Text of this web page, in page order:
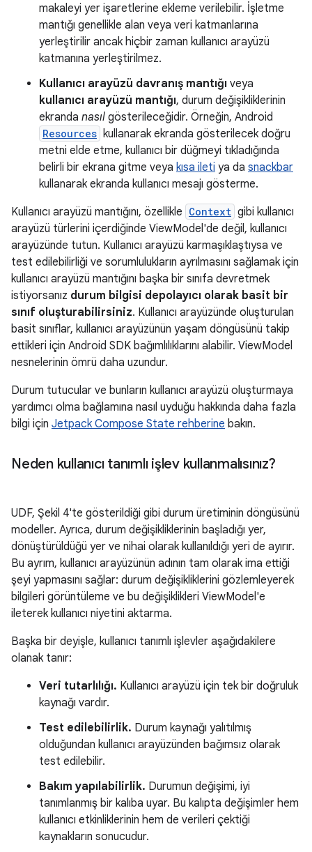
makaleyi yer işaretlerine ekleme verilebilir. İşletme
mantığı genellikle alan veya veri katmanlarına
yerleştirilir ancak hiçbir zaman kullanıcı arayüzü
katmanına yerleştirilmez.
Kullanıcı arayüzü davranış mantığı veya
kullanıcı arayüzü mantığı, durum değişikliklerinin
ekranda nasıl gösterileceğidir. Örneğin, Android
Resources kullanarak ekranda gösterilecek doğru
metni elde etme, kullanıcı bir düğmeyi tıkladığında
belirli bir ekrana gitme veya kısa ileti ya da snackbar
kullanarak ekranda kullanıcı mesajı gösterme.
Kullanıcı arayüzü mantığını, özellikle Context gibi kullanıcı
arayüzü türlerini içerdiğinde ViewModel'de değil, kullanıcı
arayüzünde tutun. Kullanıcı arayüzü karmaşıklaştıysa ve
test edilebilirliği ve sorumlulukların ayrılmasını sağlamak için
kullanıcı arayüzü mantığını başka bir sınıfa devretmek
istiyorsanız durum bilgisi depolayıcı olarak basit bir
sınıf oluşturabilirsiniz. Kullanıcı arayüzünde oluşturulan
basit sınıflar, kullanıcı arayüzünün yaşam döngüsünü takip
ettikleri için Android SDK bağımlılıklarını alabilir. ViewModel
nesnelerinin ömrü daha uzundur.
Durum tutucular ve bunların kullanıcı arayüzü oluşturmaya
yardımcı olma bağlamına nasıl uyduğu hakkında daha fazla
bilgi için Jetpack Compose State rehberine bakın.
Neden kullanıcı tanımlı işlev kullanmalısınız?
UDF, Şekil 4'te gösterildiği gibi durum üretiminin döngüsünü
modeller. Ayrıca, durum değişikliklerinin başladığı yer,
dönüştürüldüğü yer ve nihai olarak kullanıldığı yeri de ayırır.
Bu ayrım, kullanıcı arayüzünün adının tam olarak ima ettiği
şeyi yapmasını sağlar: durum değişikliklerini gözlemleyerek
bilgileri görüntüleme ve bu değişiklikleri ViewModel'e
ileterek kullanıcı niyetini aktarma.
Başka bir deyişle, kullanıcı tanımlı işlevler aşağıdakilere
olanak tanır:
Veri tutarlılığı. Kullanıcı arayüzü için tek bir doğruluk
kaynağı vardır.
Test edilebilirlik. Durum kaynağı yalıtılmış
olduğundan kullanıcı arayüzünden bağımsız olarak
test edilebilir.
Bakım yapılabilirlik. Durumun değişimi, iyi
tanımlanmış bir kalıba uyar. Bu kalıpta değişimler hem
kullanıcı etkinliklerinin hem de verileri çektiği
kaynakların sonucudur.